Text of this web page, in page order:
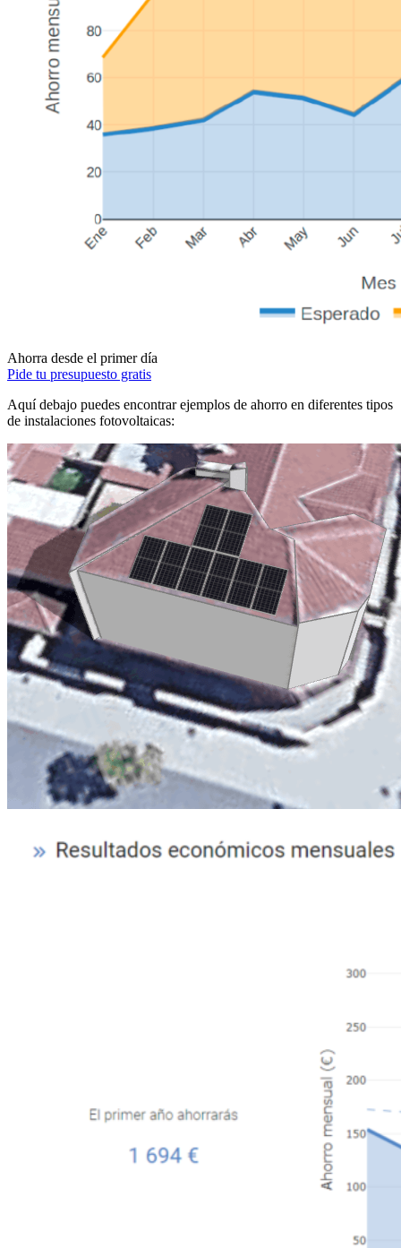
Ahorra desde el primer día
Pide tu presupuesto gratis
Aquí debajo puedes encontrar ejemplos de ahorro en diferentes tipos
de instalaciones fotovoltaicas: